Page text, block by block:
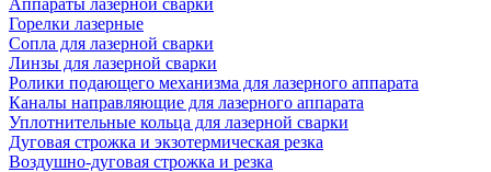
Аппараты лазерной сварки
Горелки лазерные
Сопла для лазерной сварки
Линзы для лазерной сварки
Ролики подающего механизма для лазерного аппарата
Каналы направляющие для лазерного аппарата
Уплотнительные кольца для лазерной сварки
Дуговая строжка и экзотермическая резка
Воздушно-дуговая строжка и резка